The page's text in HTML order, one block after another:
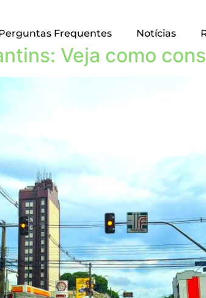
Frequentes Notícias
Veja como